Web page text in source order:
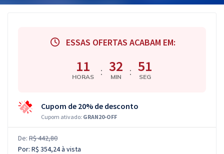
ESSAS OFERTAS ACABAM EM:
11
HORAS : 32
MIN : 50
SEG
Cupom de 20% de desconto
Cupom ativado: GRAN20-OFF
De: R$ 442,80
Por: R$ 354,24à vista